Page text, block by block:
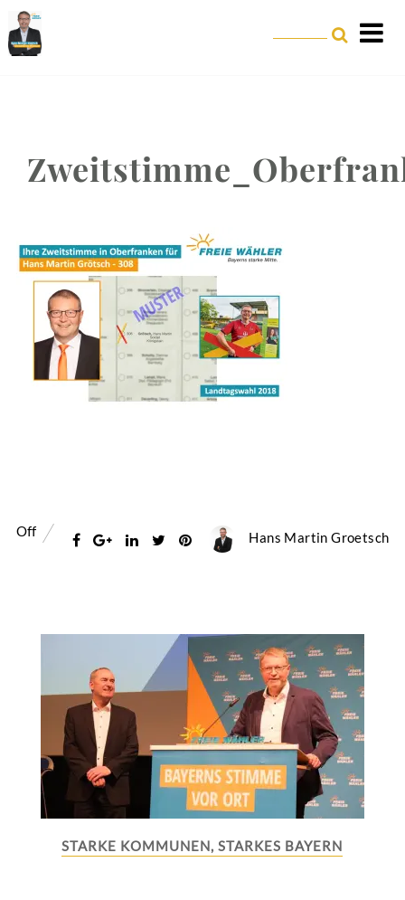
Off Hans Martin Groetsch
STARKE KOMMUNEN, STARKES BAYERN